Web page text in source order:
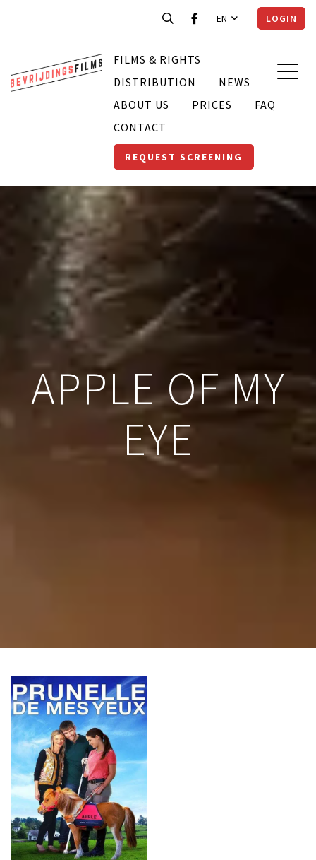
EN LOGIN
FILMS & RIGHTS
DISTRIBUTION
NEWS
ABOUT US
PRICES
FAQ
CONTACT
REQUEST SCREENING
APPLE OF MY
EYE